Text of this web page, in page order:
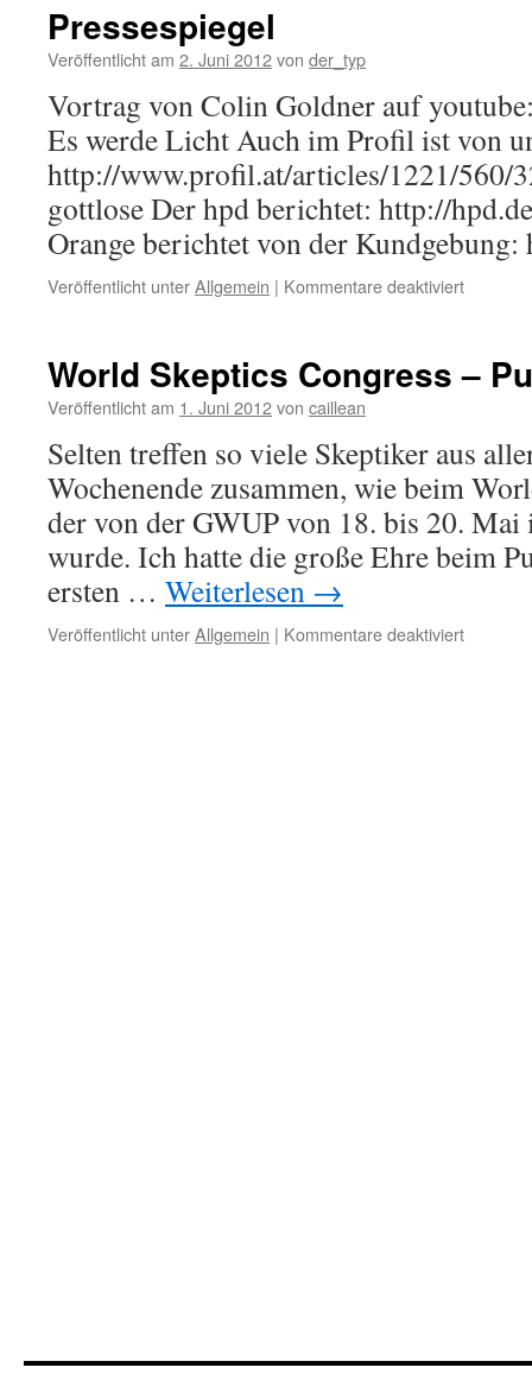
Pressespiegel
Veröffentlicht am 2. Juni 2012von der_typ
Vortrag von Colin Goldner auf
Es werde Licht Auch im Profil ist von
http://www.profil.at/articles/1221/560/
gottlose Der hpd berichtet: http://
Orange berichtet von der
Veröffentlicht unterAllgemein | Kommentare deaktiviertfür
World Skeptics Congress –
Veröffentlicht am 1. Juni 2012von caillean
Selten treffen so viele Skeptiker aus
Wochenende zusammen, wie beim
der von der GWUP von 18. bis 20.
wurde. Ich hatte die große Ehre beim
ersten … Weiterlesen →
Veröffentlicht unterAllgemein | Kommentare deaktiviertfür